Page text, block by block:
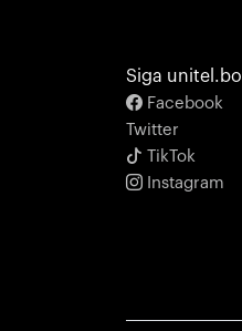
Siga unitel.bo
Facebook
Twitter
TikTok
Instagram